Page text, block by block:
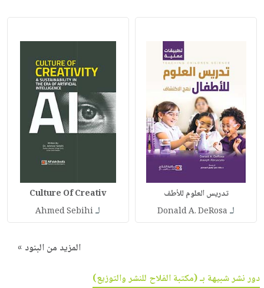
تدريس العلوم للأطف
لـ Donald A. DeRosa
Culture Of Creativ
لـAhmed Sebihi
المزيد من البنود »
دور نشر شبيهة بـ (مكتبة الفلاح للنشر والتوزيع)